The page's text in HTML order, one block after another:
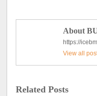
About
https://
View all
Related Posts